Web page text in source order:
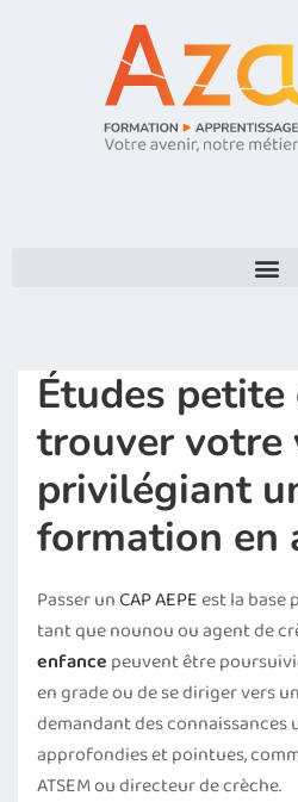
Études petite
trouver votre
privilégiant
formation en
Passer un CAP AEPEest la base
tant que nounou ou agent de
enfance peuvent être
en grade ou de se diriger vers
demandant des connaissances
approfondies et pointues,
ATSEM ou directeur de crèche.